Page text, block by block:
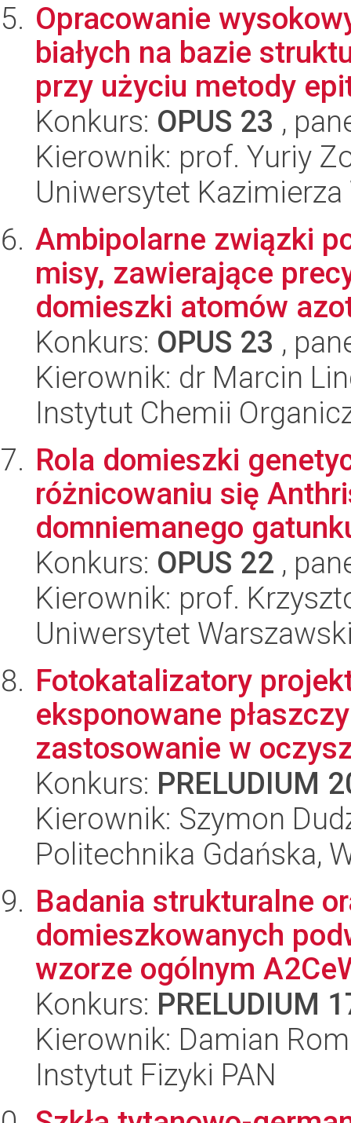
Opracowanie
białych na bazie
przy użyciu metody
Konkurs: OPUS 23 ,
Kierownik: prof. Yuriy
Uniwersytet
Ambipolarne związki
misy, zawierające
domieszki atomów
Konkurs: OPUS 23 ,
Kierownik: dr Marcin
Instytut Chemii
Rola domieszki
różnicowaniu się
domniemanego
Konkurs: OPUS 22 ,
Kierownik: prof.
Uniwersytet
Fotokatalizatory
eksponowane
zastosowanie w
Konkurs: PRELUDIUM
Kierownik: Szymon
Politechnika Gdańska,
Badania strukturalne
domieszkowanych
wzorze ogólnym
Konkurs: PRELUDIUM
Kierownik: Damian
Instytut Fizyki PAN